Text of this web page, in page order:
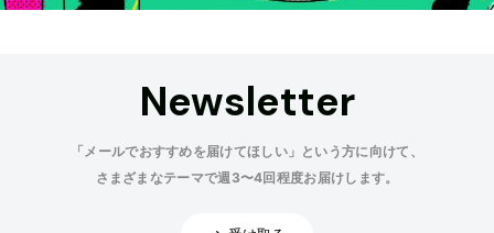
Newsletter
「メールでおすすめを届けてほしい」という方に向けて、
さまざまなテーマで週3〜4回程度お届けします。